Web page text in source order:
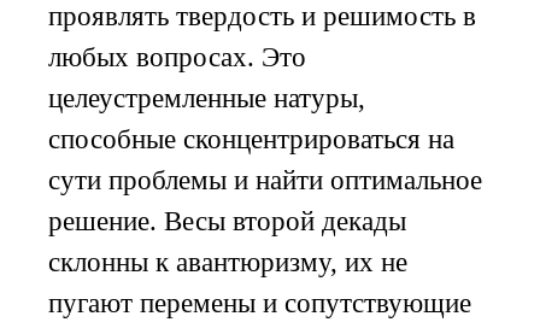
проявлять твердость и решимость в
любых вопросах. Это
целеустремленные натуры,
способные сконцентрироваться на
сути проблемы и найти оптимальное
решение. Весы второй декады
склонны к авантюризму, их не
пугают перемены и сопутствующие